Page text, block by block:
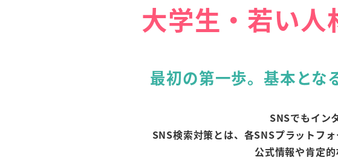
大学生・若い人
最初の第一歩。基本とな
SNSでもイン
SNS検索対策とは、各SNSプラットフ
公式情報や肯定